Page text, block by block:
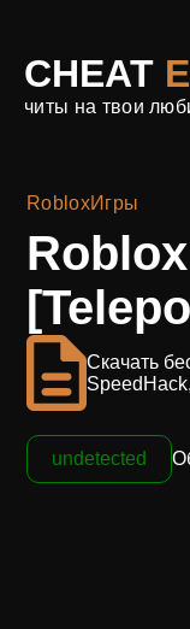
CHEAT
читы на твои
RobloxИгры
Скачать
undetected